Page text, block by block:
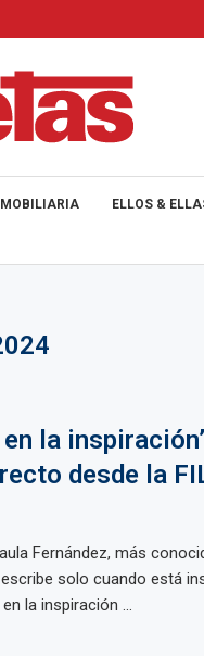
ELLOS &
la
desde la
Fernández, más
solo cuando está
la inspiración ...